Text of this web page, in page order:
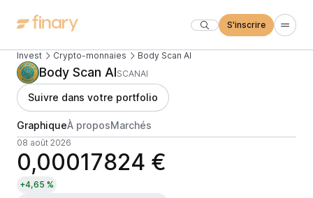
S'inscrire
Invest Crypto-monnaies Body Scan AI
Body Scan AISCANAI
Suivre dans votre portfolio
GraphiqueÀ proposMarchés
08 août 2026
0,00017824 €
+4,65 %